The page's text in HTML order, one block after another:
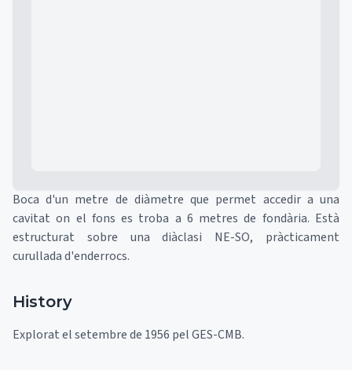
Boca d'un metre de diàmetre que permet accedir a una
cavitat on el fons es troba a 6 metres de fondària. Està
estructurat sobre una diàclasi NE-SO, pràcticament
curullada d'enderrocs.
History
Explorat el setembre de 1956 pel GES-CMB.